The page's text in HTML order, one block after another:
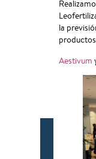
la
Aestivum